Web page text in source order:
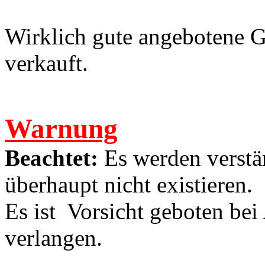
Wirklich gute angebotene
verkauft.
Warnung
Beachtet: Es werden
überhaupt nicht existieren.
Es ist Vorsicht geboten
verlangen.